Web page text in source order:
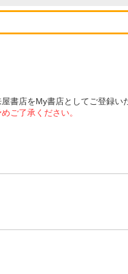
店をMy書店としてご登録い
ご了承ください。